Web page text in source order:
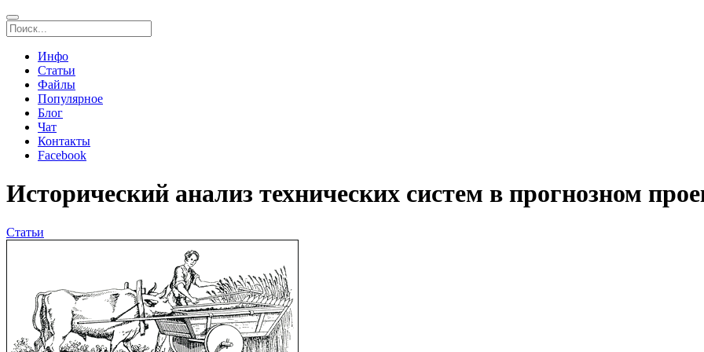
Инфо
Статьи
Файлы
Популярное
Блог
Чат
Контакты
Facebook
Исторический анализ технических систем в прогнозном
Статьи